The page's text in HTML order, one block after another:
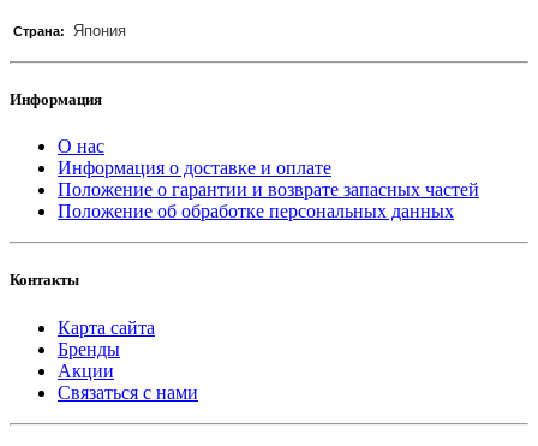
Страна: Япония
Информация
О нас
Информация о доставке и оплате
Положение о гарантии и возврате запасных частей
Положение об обработке персональных данных
Контакты
Карта сайта
Бренды
Акции
Связаться с нами